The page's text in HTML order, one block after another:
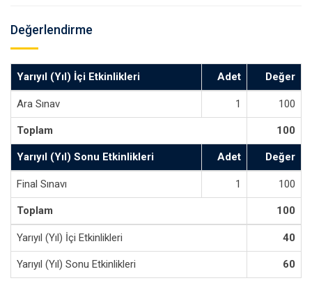
Değerlendirme
Yarıyıl (Yıl) İçi Etkinlikleri Adet Değer
Ara Sınav 1 100
Toplam 100
Yarıyıl (Yıl) Sonu Etkinlikleri Adet Değer
Final Sınavı 1 100
Toplam 100
Yarıyıl (Yıl) İçi Etkinlikleri 40
Yarıyıl (Yıl) Sonu Etkinlikleri 60